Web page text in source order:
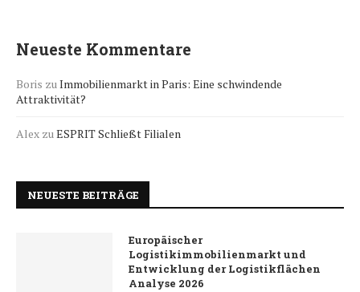
Neueste Kommentare
Boris zuImmobilienmarkt in Paris: Eine schwindende
Attraktivität?
Alex zuESPRIT Schließt Filialen
NEUESTE BEITRÄGE
Europäischer
Logistikimmobilienmarkt und
Entwicklung der Logistikflächen
Analyse 2026